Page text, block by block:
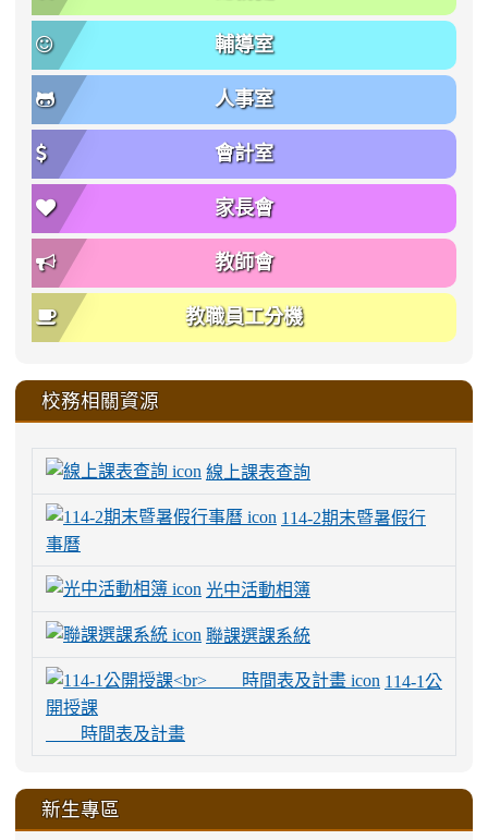
輔導室
人事室
會計室
家長會
教師會
教職員工分機
校務相關資源
線上課表查詢
114-2期末暨暑假行
事曆
光中活動相簿
聯課選課系統
114-1公
開授課
時間表及計畫
新生專區